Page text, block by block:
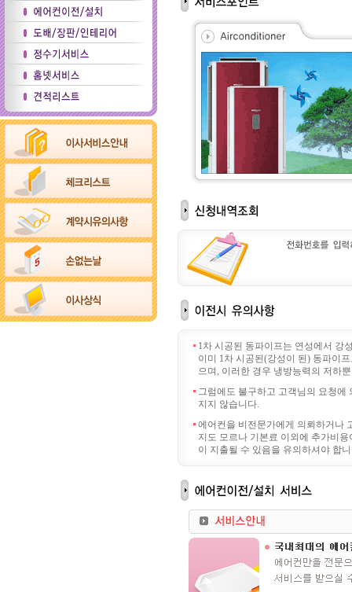
1차 시공된 동파이프는 연성에서 강
이미 1차 시공된(강성이 된) 동파이
으며, 이러한 경우 냉방능력의 저하
그럼에도 불구하고 고객님의 요청에
지지 않습니다.
에어컨을 비전문가에게 의뢰하거나
지도 모르나 기본료 이외에 추가비
이 지출될 수 있음을 유의하셔야 합